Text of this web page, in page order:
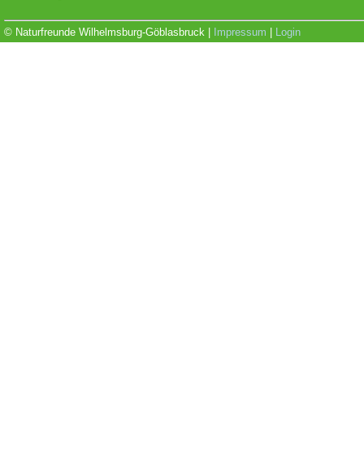
© Naturfreunde Wilhelmsburg-Göblasbruck | Impressum Login